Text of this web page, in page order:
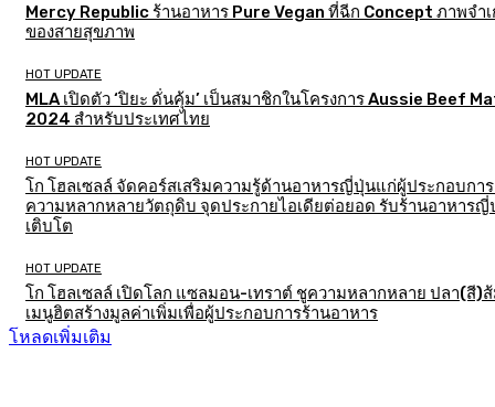
Mercy Republic ร้านอาหาร Pure Vegan ที่ฉีก Concept ภาพจำเ
ของสายสุขภาพ
HOT UPDATE
MLA เปิดตัว ‘ปิยะ ดั่นคุ้ม’ เป็นสมาชิกในโครงการ Aussie Beef
2024 สำหรับประเทศไทย
HOT UPDATE
โก โฮลเซลล์ จัดคอร์สเสริมความรู้ด้านอาหารญี่ปุ่นแก่ผู้ประกอบกา
ความหลากหลายวัตถุดิบ จุดประกายไอเดียต่อยอด รับร้านอาหาร
เติบโต
HOT UPDATE
โก โฮลเซลล์ เปิดโลก แซลมอน-เทราต์ ชูความหลากหลาย ปลา(สี)
เมนูฮิตสร้างมูลค่าเพิ่มเพื่อผู้ประกอบการร้านอาหาร
โหลดเพิ่มเติม